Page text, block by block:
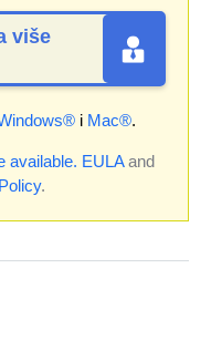
više
i Mac®.
available. EULAand
.